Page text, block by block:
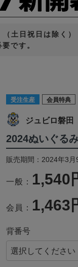
土日祝日は除く）
です。
受注生産 会員特典
ジュビロ磐田
2024ぬいぐる
販売期間：2024年3
一般： 1,540
会員： 1,463
背番号